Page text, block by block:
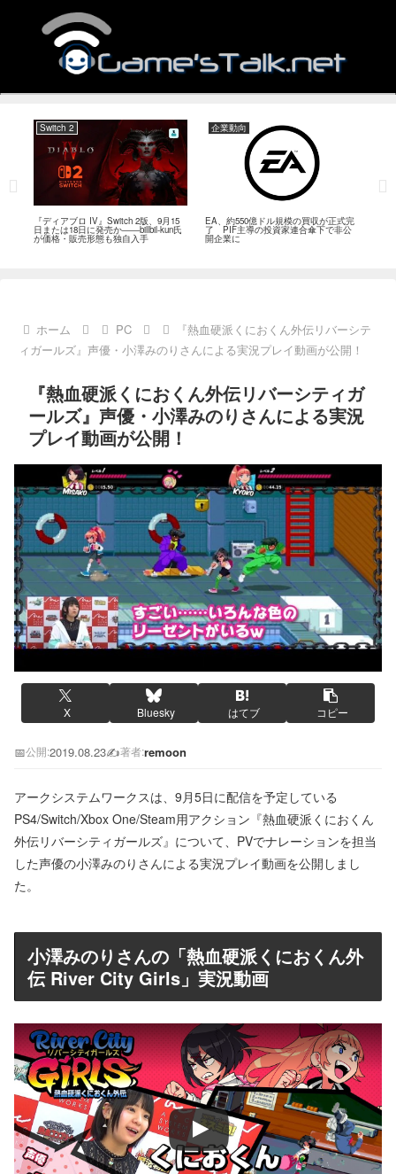
Switch 2
『ディアブロ IV』Switch 2版、9月15
日または18日に発売か――billbil-kun氏
が価格・販売形態も独自入手
企業動向
EA、約550億ドル規模の買収が正式完
了 PIF主導の投資家連合傘下で非公
開企業に
ホーム PC
『熱血硬派くにおくん外伝リバーシテ
ィガールズ』声優・小澤みのりさんによる実況プレイ動画が公開！
『熱血硬派くにおくん外伝リバーシティガ
ールズ』声優・小澤みのりさんによる実況
プレイ動画が公開！
X Bluesky はてブ コピー
📅公開:2019.08.23✍️著者:remoon
アークシステムワークスは、9月5日に配信を予定している
PS4/Switch/Xbox One/Steam用アクション『熱血硬派くにおくん
外伝リバーシティガールズ』について、PVでナレーションを担当
した声優の小澤みのりさんによる実況プレイ動画を公開しまし
た。
小澤みのりさんの「熱血硬派くにおくん外
伝 River City Girls」実況動画